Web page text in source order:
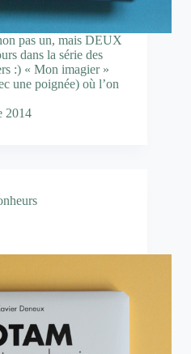
pas un, mais DEUX
dans la série des
:) « Mon imagier »
une poignée) où l’on
2014